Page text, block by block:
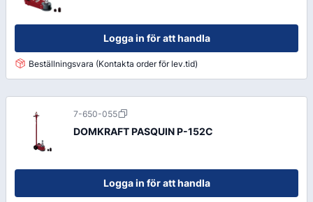
Logga in för att handla
Beställningsvara (Kontakta order för lev.tid)
7-650-055
DOMKRAFT PASQUIN P-152C
Logga in för att handla